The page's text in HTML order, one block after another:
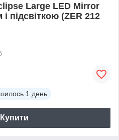
Large LED Mirror
підсвіткою (ZER 212
1 день
Купити